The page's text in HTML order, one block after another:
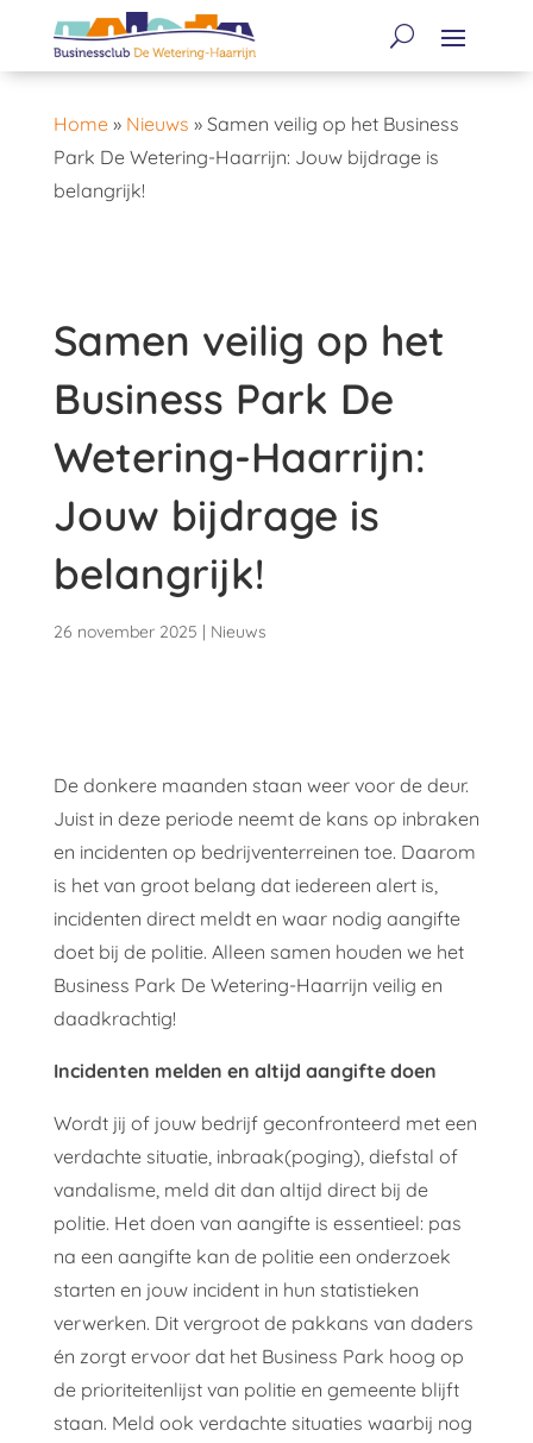
Home» Nieuws » Samen veilig op het Business
Park De Wetering-Haarrijn: Jouw bijdrage is
belangrijk!
Samen veilig op het
Business Park De
Wetering-Haarrijn:
Jouw bijdrage is
belangrijk!
26 november 2025 Nieuws
De donkere maanden staan weer voor de deur.
Juist in deze periode neemt de kans op inbraken
en incidenten op bedrijventerreinen toe. Daarom
is het van groot belang dat iedereen alert is,
incidenten direct meldt en waar nodig aangifte
doet bij de politie. Alleen samen houden we het
Business Park De Wetering-Haarrijn veilig en
daadkrachtig!
Incidenten melden en altijd aangifte doen
Wordt jij of jouw bedrijf geconfronteerd met een
verdachte situatie, inbraak(poging), diefstal of
vandalisme, meld dit dan altijd direct bij de
politie. Het doen van aangifte is essentieel: pas
na een aangifte kan de politie een onderzoek
starten en jouw incident in hun statistieken
verwerken. Dit vergroot de pakkans van daders
én zorgt ervoor dat het Business Park hoog op
de prioriteitenlijst van politie en gemeente blijft
staan. Meld ook verdachte situaties waarbij nog